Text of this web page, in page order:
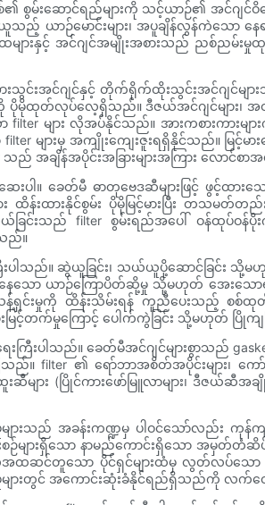
စွမ်းဆောင်ရည်များကို သင့်ယာဉ်၏ အင်ဂျင်ဝိ
ယာဉ်မောင်းများ၊ အပူချိန်လွန်ကဲသော နေ
ထများနှင့် အင်ဂျင်အမျိုးအစားသည် ညစ်ည
ားသွင်းအင်ဂျင်နှင့် တိုက်ရိုက်ထိုးသွင်းအင်ဂျင်မျ
ကို ပိုမိုထုတ်လုပ်လေ့ရှိသည်။ ဒီဇယ်အင်ဂျင်များ၊ အထူ
ာ filter များ လိုအပ်နိုင်သည်။ အားကစားကာ
များမှ အကျိုးကျေးဇူးရရှိနိုင်သည်။ မြင့်မာ
သည် အချိန်အပိုင်းအခြားများအကြား လေ
စ်ဆေးပါ။ ခေတ်မီ ဓာတုဗေဒဆီများဖြင့် ဖွ
း ထိန်းထားနိုင်စွမ်း ပိုမိုမြင့်မားပြီး တသ
ခြင်းသည် filter စွမ်းရည်အပေါ် ဝန်ထုပ်ဝန်
ည်။
းပါသည်။ ဆွဲယူခြင်း၊ သယ်ယူပို့ဆောင်ခြင်း
သော ယာဉ်ကြောပိတ်ဆို့မှု သို့မဟုတ် အေးသေ
န့်ရှင်းမှုကို ထိန်းသိမ်းရန် ကူညီပေးသည့် စစ်ထု
မြင့်တက်မှုကြောင့် ပေါက်ကွဲခြင်း သို့မဟုတ် ပြိုက
သည်။ ခေတ်မီအင်ဂျင်များစွာသည် gasket ပ
။ filter ၏ ရော်ဘာအစိတ်အပိုင်းများ၊ ကော်
းဆီများ (ပြိုင်ကားဖော်မြူလာများ၊
ျားသည် အခန်းကဏ္ဍမှ ပါဝင်သော်လည်း
စဉ်များရှိသော နာမည်ကောင်းရှိသော အမှတ်
ထဆင်တူသော ပိုင်ရှင်များထံမှ လွတ်လပ်သော
ျားတွင် အကောင်းဆုံးခံနိုင်ရည်ရှိသည်ကို လက်တွ